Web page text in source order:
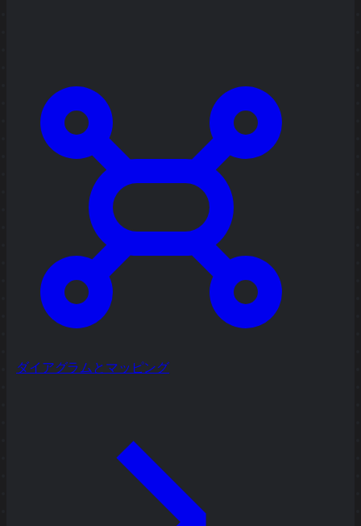
ダイアグラムとマッピング